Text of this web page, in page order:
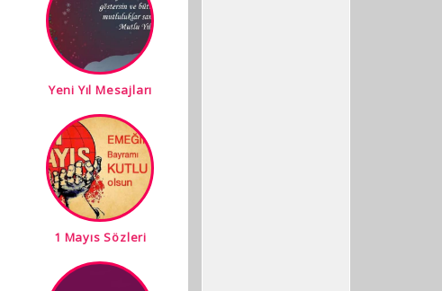
Yeni Yıl Mesajları
1 Mayıs Sözleri